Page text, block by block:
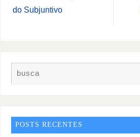
do Subjuntivo
POSTS RECENTES